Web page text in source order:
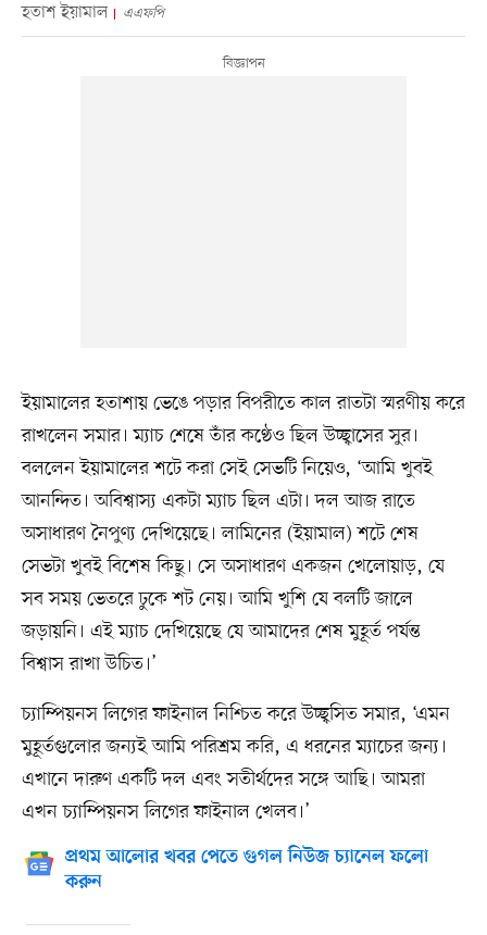
হতাশ ইয়ামাল এএফপি
ইয়ামালের হতাশায় ভেঙে পড়ার বিপরীতে কাল রাতটা স্মরণীয় করে
রাখলেন সমার। ম্যাচ শেষে তাঁর কণ্ঠেও ছিল উচ্ছ্বাসের সুর।
বললেন ইয়ামালের শটে করা সেই সেভটি নিয়েও, ‘আমি খুবই
আনন্দিত। অবিশ্বাস্য একটা ম্যাচ ছিল এটা। দল আজ রাতে
অসাধারণ নৈপুণ্য দেখিয়েছে। লামিনের (ইয়ামাল) শটে শেষ
সেভটা খুবই বিশেষ কিছু। সে অসাধারণ একজন খেলোয়াড়, যে
সব সময় ভেতরে ঢুকে শট নেয়। আমি খুশি যে বলটি জালে
জড়ায়নি। এই ম্যাচ দেখিয়েছে যে আমাদের শেষ মুহূর্ত পর্যন্ত
বিশ্বাস রাখা উচিত।’
চ্যাম্পিয়নস লিগের ফাইনাল নিশ্চিত করে উচ্ছ্বসিত সমার, ‘এমন
মুহূর্তগুলোর জন্যই আমি পরিশ্রম করি, এ ধরনের ম্যাচের জন্য।
এখানে দারুণ একটি দল এবং সতীর্থদের সঙ্গে আছি। আমরা
এখন চ্যাম্পিয়নস লিগের ফাইনাল খেলব।’
প্রথম আলোর খবর পেতে গুগল নিউজ চ্যানেল ফলো
করুন